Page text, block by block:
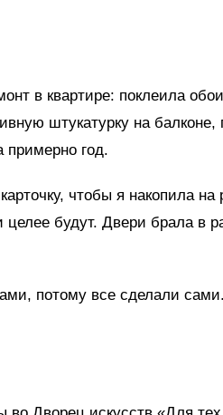
в квартире: поклеила
штукатурку на
примерно год.
чтобы я накопила на
будут. Двери брала в
потому все сделали